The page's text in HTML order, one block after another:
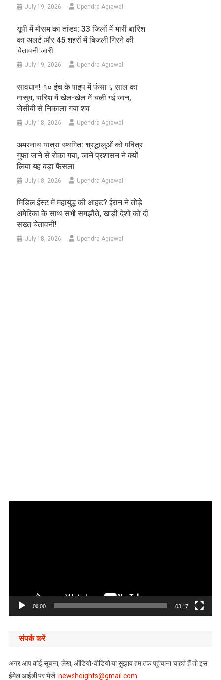
July 19, 2026 Upendra Agrawal
यूपी में मौसम का तांडव: 33 जिलों में भारी बारिश
का अलर्ट और 45 शहरों में बिजली गिरने की
चेतावनी जारी
July 19, 2026 Upendra Agrawal
सावधान! १० इंच के पाइप में फंसा ६ साल का
मासूम, बारिश में खेल-खेल में चली गई जान,
जेसीबी से निकाला गया शव
July 18, 2026 Upendra Agrawal
अमरनाथ यात्रा स्थगित: श्रद्धालुओं को पवित्र
गुफा जाने से रोका गया, जानें प्रशासन ने क्यों
लिया यह बड़ा फैसला
July 18, 2026 Upendra Agrawal
मिडिल ईस्ट में महायुद्ध की आहट? ईरान ने तोड़े
अमेरिका के साथ सभी समझौते, खाड़ी देशों को दी
सख्त चेतावनी!
July 18, 2026 Upendra Agrawal
00:00 03:17
संपर्क करें
अगर आप कोई सूचना, लेख, ऑडियो-वीडियो या सुझाव हम तक पहुंचाना चाहते हैं तो इस
ईमेल आईडी पर भेजें: newsheights@gmail.com